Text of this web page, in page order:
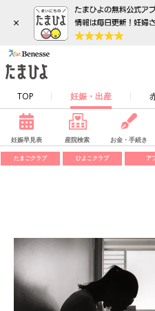
×
TOP 妊娠・出産
妊娠早見表 産院検索 お金・手続き
たまごクラブ ひよこクラブ ア